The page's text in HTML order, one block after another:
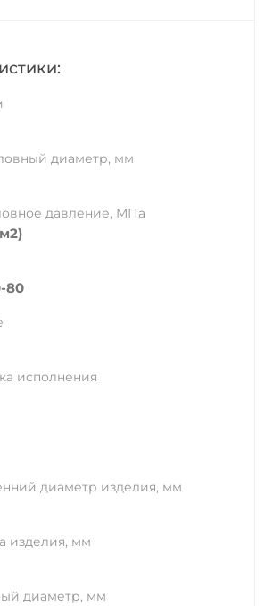
диаметр, мм
давление, МПа
80
исполнения
диаметр изделия, мм
изделия, мм
диаметр, мм